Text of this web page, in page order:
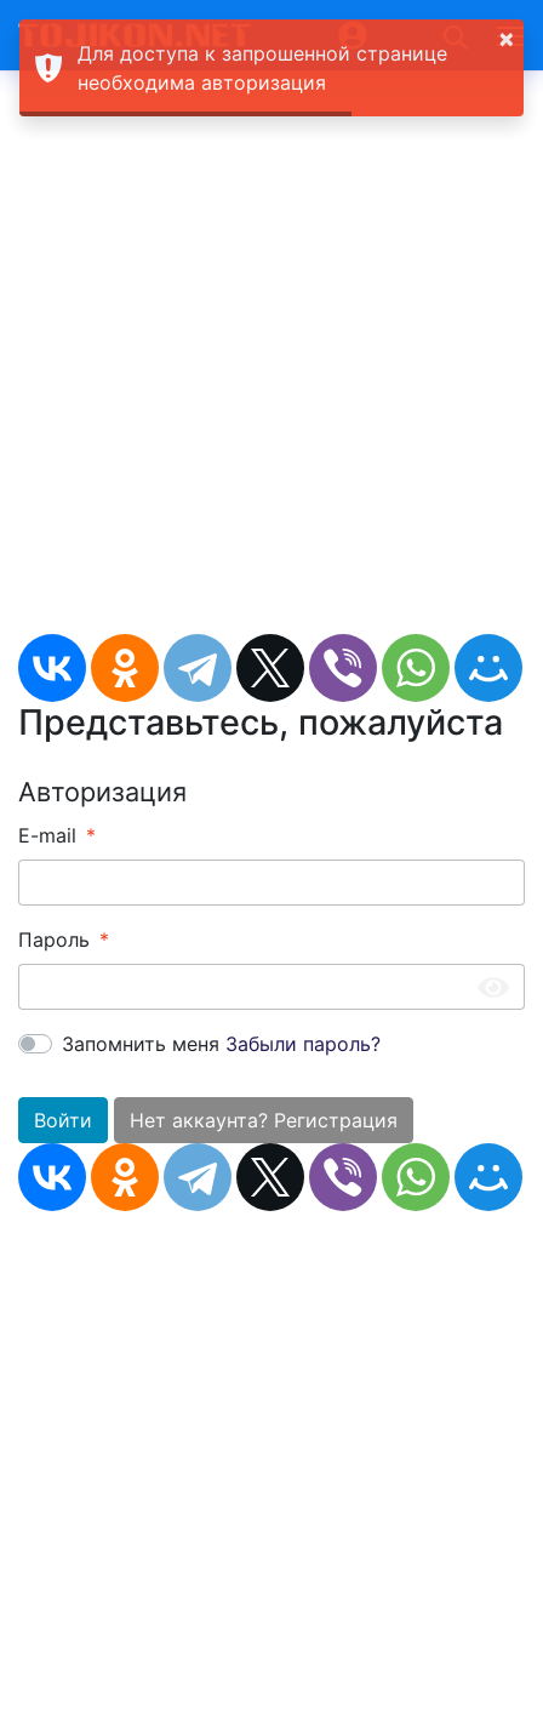
Представьтесь, пожалуйста
Авторизация
E-mail
Пароль
Запомнить меня Забыли пароль?
Войти Нет аккаунта? Регистрация
×
Для доступа к запрошенной странице
необходима авторизация